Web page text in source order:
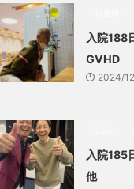
入院188
GVHD
2024/
入院185
他